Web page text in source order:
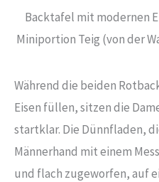
Backtafel mit modernen
Miniportion Teig (von der
Während die beiden
Eisen füllen, sitzen die
startklar. Die Dünnfladen,
Männerhand mit einem
und flach zugeworfen, auf